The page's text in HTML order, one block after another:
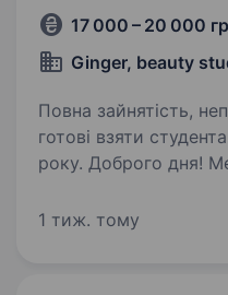
17 000 – 20 000
Ginger, beauty
Повна зайнятість,
готові взяти
року. Доброго дня! Мене звати Надія.
по шугарнгу та
1 тиж. тому